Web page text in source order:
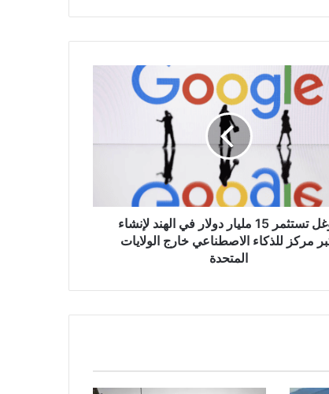
غوغل تستثمر 15 مليار دولار في الهند لإنشاء
مركز للذكاء الاصطناعي خارج الولايات
المتحدة